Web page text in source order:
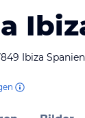
Ibiza Spanien